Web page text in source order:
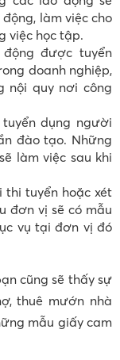
làm việc cho
việc học tập.
được tuyển
doanh nghiệp,
nội quy nơi công
dụng người
đào tạo. Những
làm việc sau khi
tuyển hoặc xét
đơn vị sẽ có mẫu
vụ tại đơn vị đó
cũng sẽ thấy sự
thuê mướn nhà
mẫu giấy cam